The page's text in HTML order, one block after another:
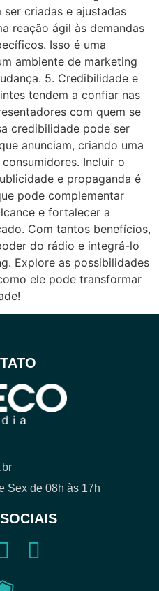
criadas e ajustadas
reação ágil às demandas
Isso é uma
ambiente de marketing
5. Credibilidade e
tendem a confiar nas
com quem se
credibilidade pode ser
anunciam, criando uma
Incluir o
e propaganda é
pode complementar
e fortalecer a
Com tantos benefícios,
do rádio e integrá-lo
Explore as possibilidades
ele pode transformar
Sex de 08h às 17h